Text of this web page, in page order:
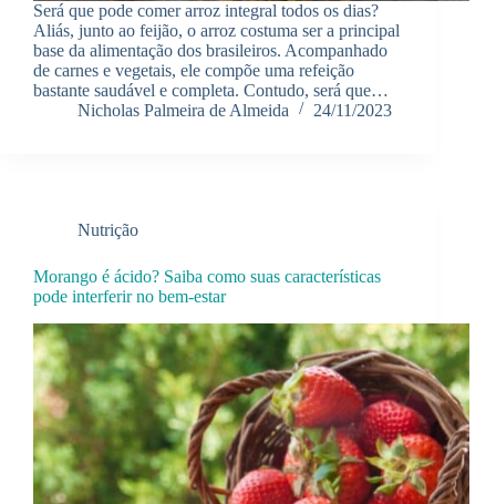
Será que pode comer arroz integral todos os dias?
Aliás, junto ao feijão, o arroz costuma ser a principal
base da alimentação dos brasileiros. Acompanhado
de carnes e vegetais, ele compõe uma refeição
bastante saudável e completa. Contudo, será que…
Nicholas Palmeira de Almeida
24/11/2023
Nutrição
Morango é ácido? Saiba como suas características
pode interferir no bem-estar